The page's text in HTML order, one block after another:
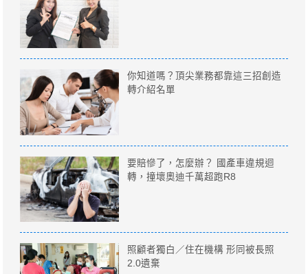
你知道嗎？頂尖業務都靠這三招創造
轉介紹名單
要賠慘了，怎麼辦？ 國產車違規迴
轉，撞壞奧迪千萬超跑R8
照顧者獨白／住在機構 形同被長照
2.0遺棄